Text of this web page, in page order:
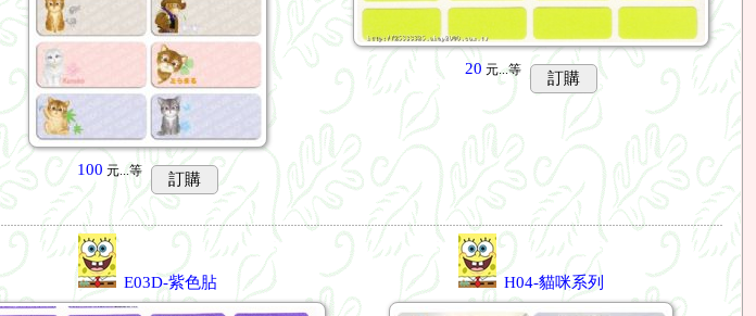
100 元...等 訂購
20 元...等 訂購
E03D-紫色胋 H04-貓咪系列